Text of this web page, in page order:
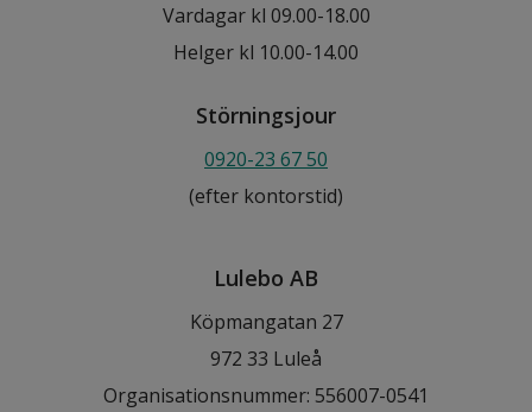
Vardagar kl 09.00-18.00
Helger kl 10.00-14.00
Störningsjour
0920-23 67 50
(efter kontorstid)
Lulebo AB
Köpmangatan 27
972 33 Luleå
Organisationsnummer: 556007-0541